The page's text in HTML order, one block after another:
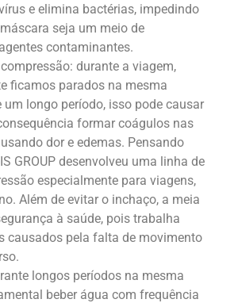
e elimina bactérias, impedindo
seja um meio de
contaminantes.
durante a viagem,
ficamos parados na mesma
um longo período, isso pode causar
formar coágulos nas
dor e edemas. Pensando
GROUP desenvolveu uma linha de
especialmente para viagens,
Além de evitar o inchaço, a meia
à saúde, pois trabalha
causados pela falta de movimento
longos períodos na mesma
beber água com frequência